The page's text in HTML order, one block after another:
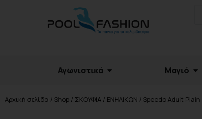
Αγωνιστικά Μαγιό
Αρχική σελίδα / Shop / ΣΚΟΥΦΙΑ / ΕΝΗΛΙΚΩΝ / Speedo Adult